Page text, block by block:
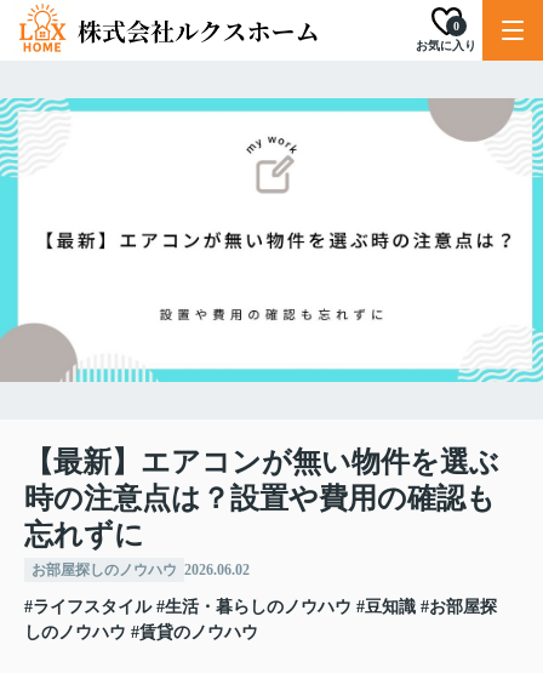
お気に入り
0
【最新】エアコンが無い物件を選ぶ
時の注意点は？設置や費用の確認も
忘れずに
お部屋探しのノウハウ 2026.06.02
#ライフスタイル #生活・暮らしのノウハウ #豆知識 #お部屋探
しのノウハウ #賃貸のノウハウ